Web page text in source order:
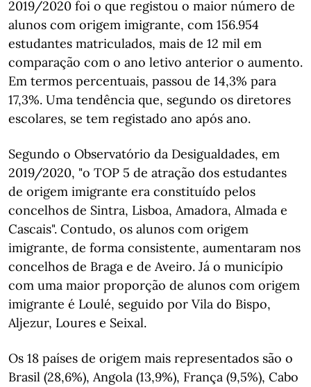
2019/2020 foi o que registou o maior número de
alunos com origem imigrante, com 156.954
estudantes matriculados, mais de 12 mil em
comparação com o ano letivo anterior o aumento.
Em termos percentuais, passou de 14,3% para
17,3%. Uma tendência que, segundo os diretores
escolares, se tem registado ano após ano.
Segundo o Observatório da Desigualdades, em
2019/2020, "o TOP 5 de atração dos estudantes
de origem imigrante era constituído pelos
concelhos de Sintra, Lisboa, Amadora, Almada e
Cascais". Contudo, os alunos com origem
imigrante, de forma consistente, aumentaram nos
concelhos de Braga e de Aveiro. Já o município
com uma maior proporção de alunos com origem
imigrante é Loulé, seguido por Vila do Bispo,
Aljezur, Loures e Seixal.
Os 18 países de origem mais representados são o
Brasil (28,6%), Angola (13,9%), França (9,5%), Cabo